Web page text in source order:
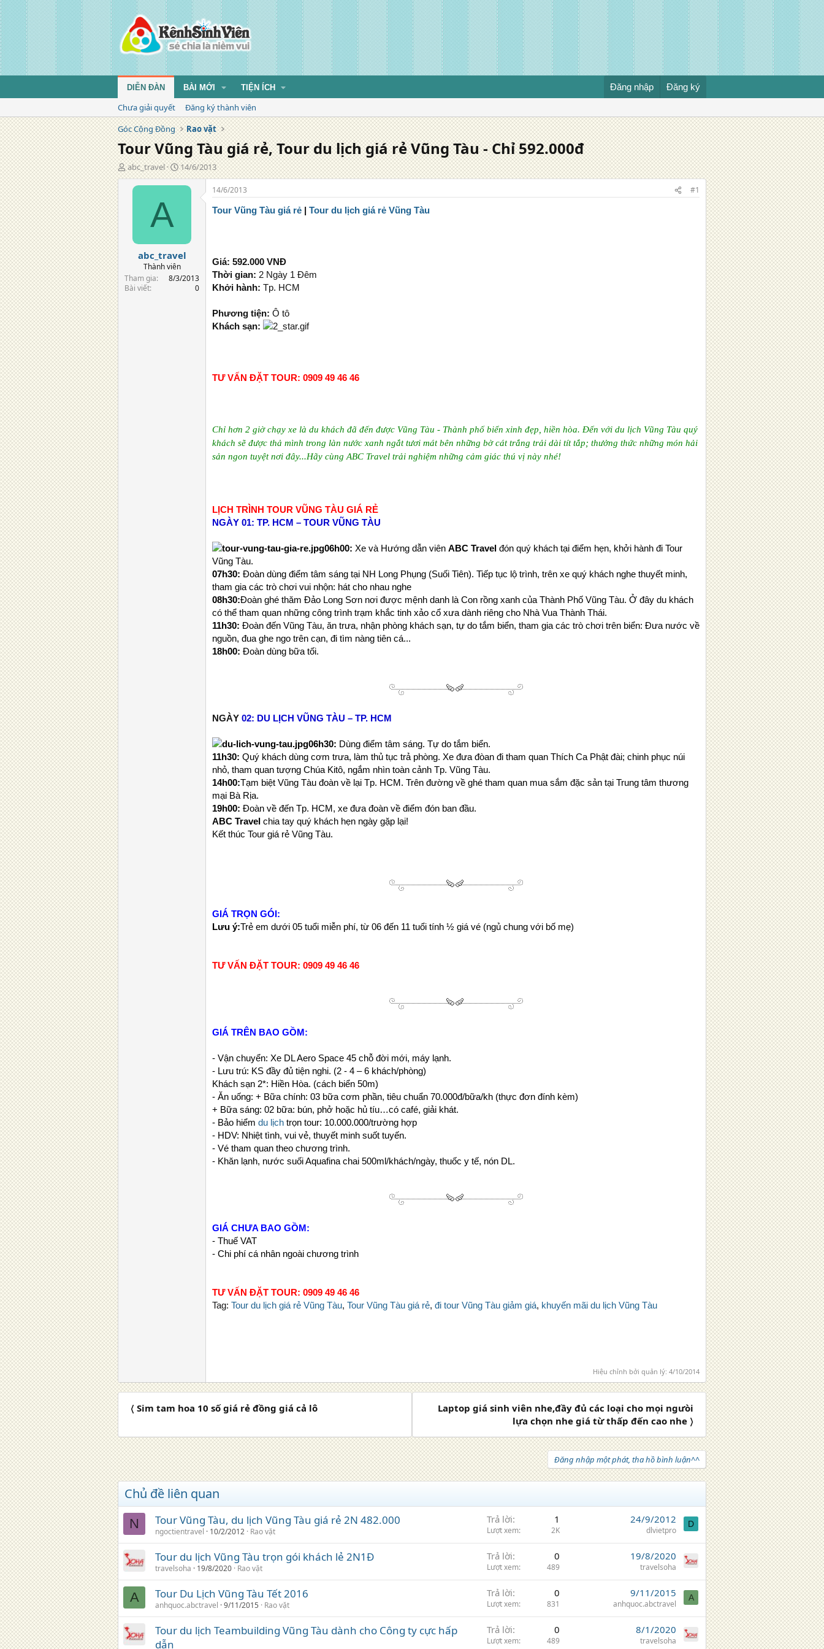
DIỄN ĐÀN BÀI MỚI TIỆN ÍCH Đăng nhập Đăng ký
Chưa giải quyết
Đăng ký thành viên
Góc Cộng Đồng
Rao vặt
Tour Vũng Tàu giá rẻ, Tour du lịch giá rẻ Vũng Tàu - Chỉ 592.000đ
T
á
abc_travel
N
g
à
g
14/6/2013
A
abc_travel
Thành viên
Tham gia
8/3/2013
Bài viết
0
14/6/2013
#1
Tour Vũng Tàu giá rẻ | Tour du lịch giá rẻ Vũng Tàu
Giá: 592.000 VNĐ
Thời gian: 2 Ngày 1 Đêm
Khởi hành: Tp. HCM
Phương tiện: Ô tô
Khách sạn:
TƯ VẤN ĐẶT TOUR: 0909 49 46 46
Chỉ hơn 2 giờ chạy xe là du khách đã đến được Vũng Tàu - Thành phố biển xinh đẹp, hiền hòa. Đến với du lịch Vũng Tàu quý
khách sẽ được thả mình trong làn nước xanh ngắt tươi mát bên những bờ cát trắng trải dài tít tắp; thưởng thức những món hải
sản ngon tuyệt nơi đây...Hãy cùng ABC Travel trải nghiệm những cảm giác thú vị này nhé!
LỊCH TRÌNH TOUR VŨNG TÀU GIÁ RẺ
NGÀY 01: TP. HCM – TOUR VŨNG TÀU
06h00: Xe và Hướng dẫn viên ABC Travel đón quý khách tại điểm hẹn, khởi hành đi Tour
Vũng Tàu.
07h30: Đoàn dùng điểm tâm sáng tại NH Long Phụng (Suối Tiên). Tiếp tục lộ trình, trên xe quý khách nghe thuyết minh,
tham gia các trò chơi vui nhộn: hát cho nhau nghe
08h30:Đoàn ghé thăm Đảo Long Sơn nơi được mệnh danh là Con rồng xanh của Thành Phố Vũng Tàu. Ở đây du khách
có thể tham quan những công trình trạm khắc tinh xảo cổ xưa dành riêng cho Nhà Vua Thành Thái.
11h30: Đoàn đến Vũng Tàu, ăn trưa, nhận phòng khách sạn, tự do tắm biển, tham gia các trò chơi trên biển: Đưa nước về
nguồn, đua ghe ngo trên cạn, đi tìm nàng tiên cá...
18h00: Đoàn dùng bữa tối.
NGÀY 02: DU LỊCH VŨNG TÀU – TP. HCM
06h30: Dùng điểm tâm sáng. Tự do tắm biển.
11h30: Quý khách dùng cơm trưa, làm thủ tục trả phòng. Xe đưa đòan đi tham quan Thích Ca Phật đài; chinh phục núi
nhỏ, tham quan tượng Chúa Kitô, ngắm nhìn toàn cảnh Tp. Vũng Tàu.
14h00:Tạm biệt Vũng Tàu đoàn về lại Tp. HCM. Trên đường về ghé tham quan mua sắm đặc sản tại Trung tâm thương
mại Bà Rịa.
19h00: Đoàn về đến Tp. HCM, xe đưa đoàn về điểm đón ban đầu.
ABC Travel chia tay quý khách hẹn ngày gặp lại!
Kết thúc Tour giá rẻ Vũng Tàu.
GIÁ TRỌN GÓI:
Lưu ý:Trẻ em dưới 05 tuổi miễn phí, từ 06 đến 11 tuổi tính ½ giá vé (ngủ chung với bố mẹ)
TƯ VẤN ĐẶT TOUR: 0909 49 46 46
GIÁ TRÊN BAO GỒM:
- Vận chuyển: Xe DL Aero Space 45 chỗ đời mới, máy lạnh.
- Lưu trú: KS đầy đủ tiện nghi. (2 - 4 – 6 khách/phòng)
Khách sạn 2*: Hiền Hòa. (cách biển 50m)
- Ăn uống: + Bữa chính: 03 bữa cơm phần, tiêu chuẩn 70.000đ/bữa/kh (thực đơn đính kèm)
+ Bữa sáng: 02 bữa: bún, phở hoặc hủ tíu…có café, giải khát.
- Bảo hiểm du lịch trọn tour: 10.000.000/trường hợp
- HDV: Nhiệt tình, vui vẻ, thuyết minh suốt tuyến.
- Vé tham quan theo chương trình.
- Khăn lạnh, nước suối Aquafina chai 500ml/khách/ngày, thuốc y tế, nón DL.
GIÁ CHƯA BAO GỒM:
- Thuế VAT
- Chi phí cá nhân ngoài chương trình
TƯ VẤN ĐẶT TOUR: 0909 49 46 46
Tag: Tour du lịch giá rẻ Vũng Tàu, Tour Vũng Tàu giá rẻ, đi tour Vũng Tàu giảm giá, khuyến mãi du lịch Vũng Tàu
Hiệu chỉnh bởi quản lý: 4/10/2014
〈 Sim tam hoa 10 số giá rẻ đồng giá cả lô
Laptop giá sinh viên nhe,đầy đủ các loại cho mọi ngưòi
lựa chọn nhe giá từ thấp đến cao nhe 〉
Đăng nhập một phát, tha hồ bình luận^^
Chủ đề liên quan
N Tour Vũng Tàu, du lịch Vũng Tàu giá rẻ 2N 482.000
ngoctientravel 10/2/2012 Rao vặt
Trả lời 1
Lượt xem 2K
24/9/2012
dlvietpro
D
Tour du lịch Vũng Tàu trọn gói khách lẻ 2N1Đ
travelsoha 19/8/2020 Rao vặt
Trả lời 0
Lượt xem 489
19/8/2020
travelsoha
A Tour Du Lịch Vũng Tàu Tết 2016
anhquoc.abctravel 9/11/2015 Rao vặt
Trả lời 0
Lượt xem 831
9/11/2015
anhquoc.abctravel
A
Tour du lịch Teambuilding Vũng Tàu dành cho Công ty cực hấp
dẫn
Trả lời 0
Lượt xem 489
8/1/2020
travelsoha